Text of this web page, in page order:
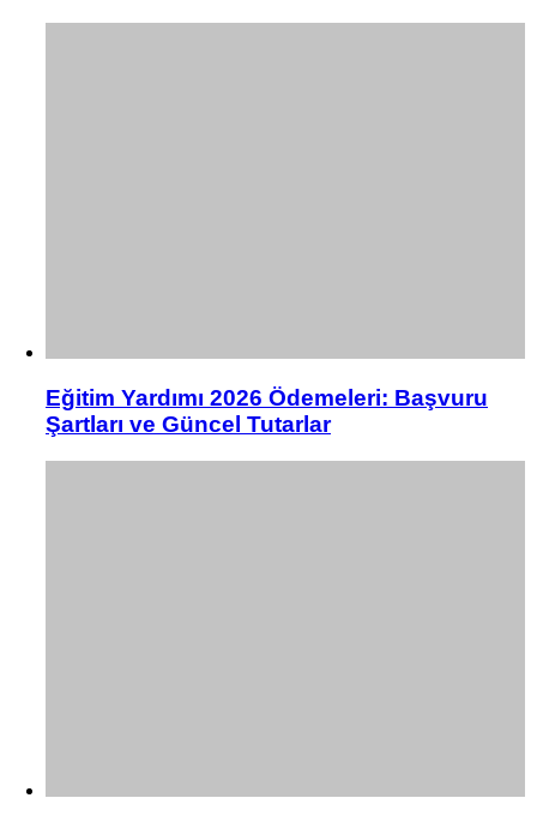
Eğitim Yardımı 2026 Ödemeleri: Başvuru
Şartları ve Güncel Tutarlar